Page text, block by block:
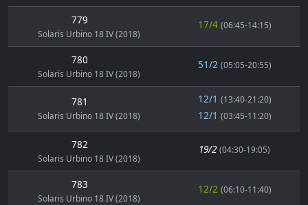
779
Solaris Urbino 18 IV (2018)
17/4 (06:45-14:15)
780
Solaris Urbino 18 IV (2018)
51/2 (05:05-20:55)
781
Solaris Urbino 18 IV (2018)
12/1 (13:40-21:20)
12/1 (03:45-11:20)
782
Solaris Urbino 18 IV (2018)
19/2 (04:30-19:05)
783
Solaris Urbino 18 IV (2018)
12/2 (06:10-11:40)